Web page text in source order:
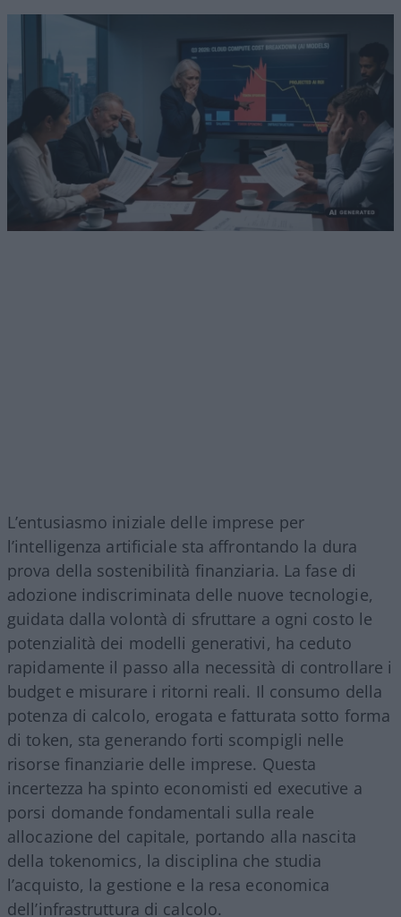
L’entusiasmo iniziale delle imprese per
l’intelligenza artificiale sta affrontando la dura
prova della sostenibilità finanziaria. La fase di
adozione indiscriminata delle nuove tecnologie,
guidata dalla volontà di sfruttare a ogni costo le
potenzialità dei modelli generativi, ha ceduto
rapidamente il passo alla necessità di controllare i
budget e misurare i ritorni reali. Il consumo della
potenza di calcolo, erogata e fatturata sotto forma
di token, sta generando forti scompigli nelle
risorse finanziarie delle imprese. Questa
incertezza ha spinto economisti ed executive a
porsi domande fondamentali sulla reale
allocazione del capitale, portando alla nascita
della tokenomics, la disciplina che studia
l’acquisto, la gestione e la resa economica
dell’infrastruttura di calcolo.